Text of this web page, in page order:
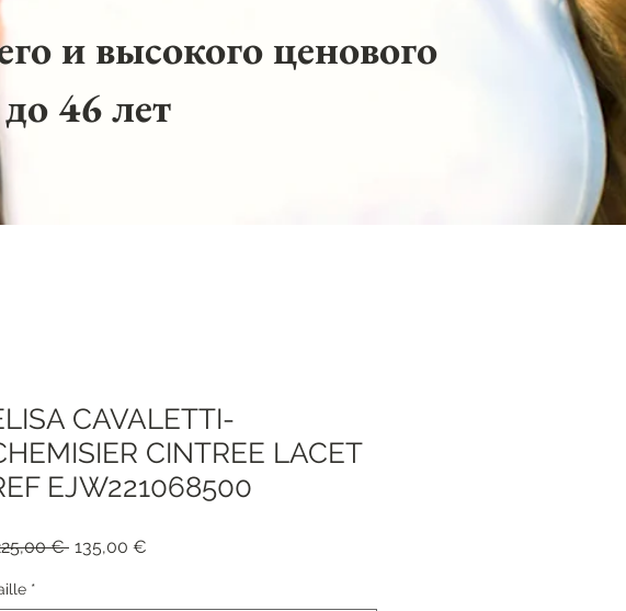
и высокого ценового
46 лет
CAVALETTI-
CINTREE LACET
EJW221068500
€ Обычная
135,00 €
*